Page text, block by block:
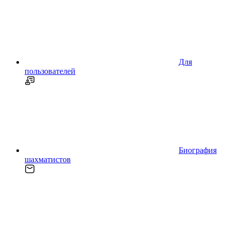
Для
пользователей
Биография
шахматистов